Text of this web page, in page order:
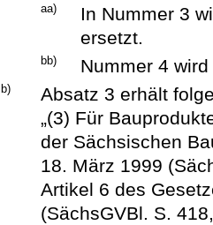
aa)
In Nummer 3
ersetzt.
bb) Nummer 4
b)
Absatz 3 erhält
„(3) Für
der Sächsischen
18. März 1999
Artikel 6 des
(SächsGVBl. S.